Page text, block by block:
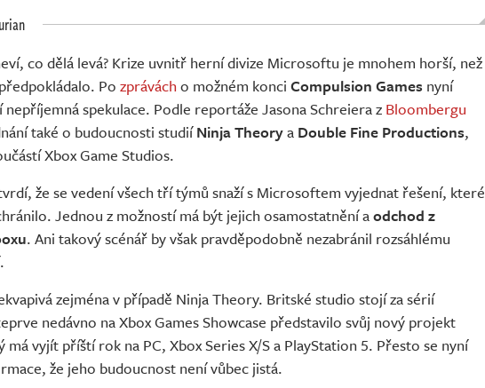
co dělá levá? Krize uvnitř herní divize Microsoftu je mnohem horší, než
Pozprávách o možném konci Compulsion Games nyní
nepříjemná spekulace. Podle reportáže Jasona Schreiera z Bloombergu
také o budoucnosti studiíNinja Theorya Double Fine Productions,
Xbox Game Studios.
že se vedení všech tří týmů snaží s Microsoftem vyjednat řešení, které
Jednou z možností má být jejich osamostatnění aodchod z
. Ani takový scénář by však pravděpodobně nezabránil rozsáhlému
zejména v případě Ninja Theory. Britské studio stojí za sérií
nedávno na Xbox Games Showcase představilo svůj nový projekt
má vyjít příští rok na PC, Xbox Series X/S a PlayStation 5. Přesto se nyní
že jeho budoucnost není vůbec jistá.